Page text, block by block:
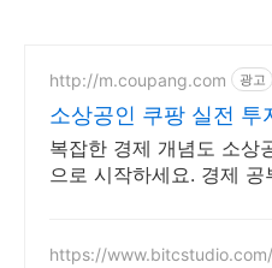
http://m.coupang.com 광고
소상공인 쿠팡 실전 투
복잡한 경제 개념도 소상
으로 시작하세요. 경제 공
https://www.bitcstudio.com/